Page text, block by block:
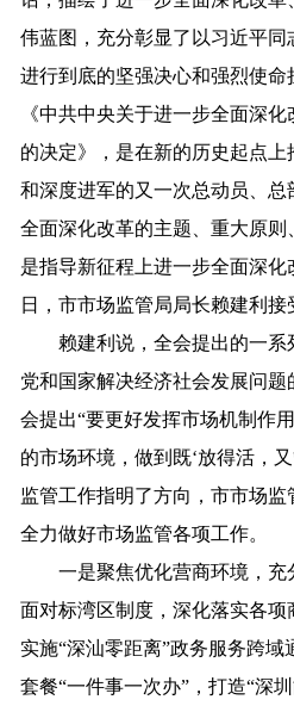
伟蓝图，充分彰显了以习近平
进行到底的坚强决心和强烈使命
《中共中央关于进一步全面深
的决定》，是在新的历史起点
和深度进军的又一次总动员、
全面深化改革的主题、重大原则
是指导新征程上进一步全面深化
日，市市场监管局局长赖建利接
赖建利说，全会提出的一系
党和国家解决经济社会发展问
会提出“要更好发挥市场机制作
的市场环境，做到既‘放得活，
监管工作指明了方向，市市场
全力做好市场监管各项工作。
一是聚焦优化营商环境，充
面对标湾区制度，深化落实各
实施“深汕零距离”政务服务跨
套餐“一件事一次办”，打造“深